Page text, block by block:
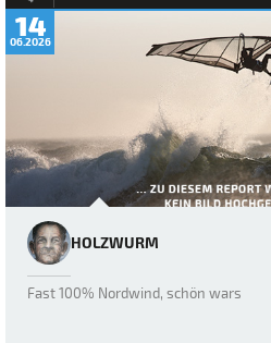
14
06.2026
HOLZWURM
Fast 100% Nordwind, schön wars